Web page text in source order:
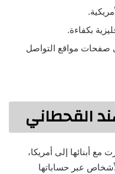
بكفاءة.
صفحات مواقع التواصل
القحطاني
أبنائها إلى أمريكا،
عبر حساباتها